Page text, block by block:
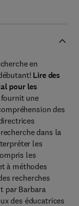
en
Lire des
pour les
fournit une
des
dans la
les
les
à méthodes
recherches
par Barbara
des éducatrices